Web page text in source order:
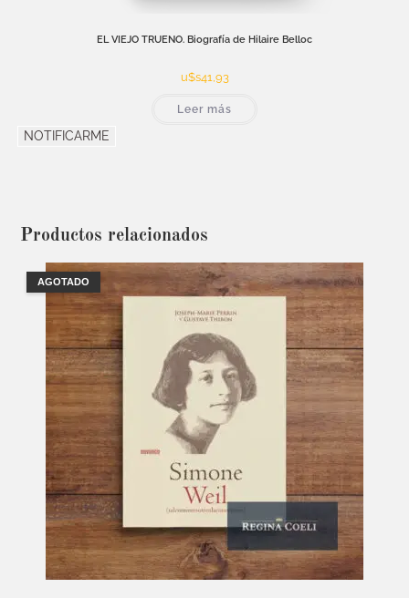
EL VIEJO TRUENO. Biografía de Hilaire Belloc
u$s41,93
Leer más
NOTIFICARME
Productos relacionados
AGOTADO